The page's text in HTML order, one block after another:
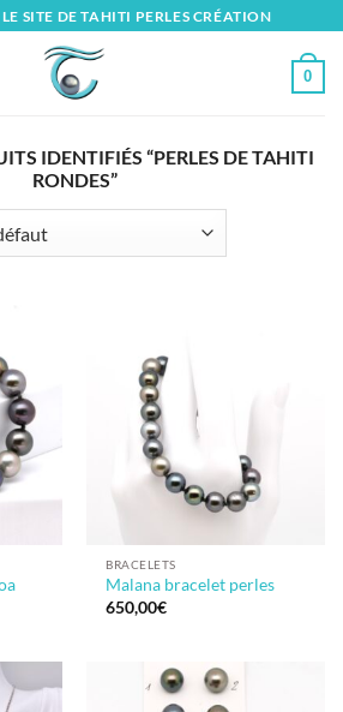
SITE DE TAHITI PERLES CRÉATION
0
IDENTIFIÉS “PERLES DE TAHITI
RONDES”
BRACELETS
Malana bracelet perles
650,00€